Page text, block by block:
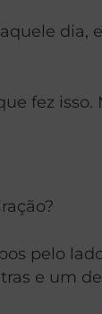
dia,
fez
pelo
e um